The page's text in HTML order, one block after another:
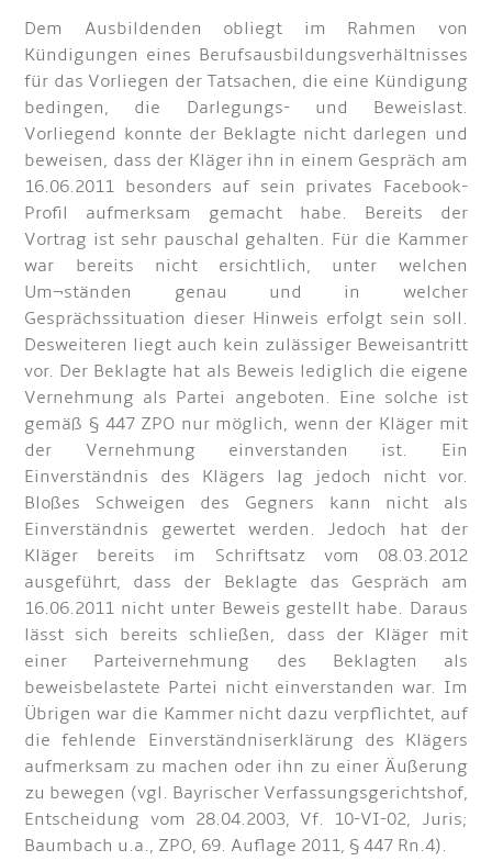
Dem Ausbildenden obliegt im Rahmen von
Kündigungen eines Berufsausbildungsverhältnisses
für das Vorliegen der Tatsachen, die eine Kündigung
bedingen, die Darlegungs- und Beweislast.
Vorliegend konnte der Beklagte nicht darlegen und
beweisen, dass der Kläger ihn in einem Gespräch am
16.06.2011 besonders auf sein privates Facebook-
Profil aufmerksam gemacht habe. Bereits der
Vortrag ist sehr pauschal gehalten. Für die Kammer
war bereits nicht ersichtlich, unter welchen
Um¬ständen genau und in welcher
Gesprächssituation dieser Hinweis erfolgt sein soll.
Desweiteren liegt auch kein zulässiger Beweisantritt
vor. Der Beklagte hat als Beweis lediglich die eigene
Vernehmung als Partei angeboten. Eine solche ist
gemäß § 447 ZPO nur möglich, wenn der Kläger mit
der Vernehmung einverstanden ist. Ein
Einverständnis des Klägers lag jedoch nicht vor.
Bloßes Schweigen des Gegners kann nicht als
Einverständnis gewertet werden. Jedoch hat der
Kläger bereits im Schriftsatz vom 08.03.2012
ausgeführt, dass der Beklagte das Gespräch am
16.06.2011 nicht unter Beweis gestellt habe. Daraus
lässt sich bereits schließen, dass der Kläger mit
einer Parteivernehmung des Beklagten als
beweisbelastete Partei nicht einverstanden war. Im
Übrigen war die Kammer nicht dazu verpflichtet, auf
die fehlende Einverständniserklärung des Klägers
aufmerksam zu machen oder ihn zu einer Äußerung
zu bewegen (vgl. Bayrischer Verfassungsgerichtshof,
Entscheidung vom 28.04.2003, Vf. 10-VI-02, Juris;
Baumbach u.a., ZPO, 69. Auflage 2011, § 447 Rn.4).